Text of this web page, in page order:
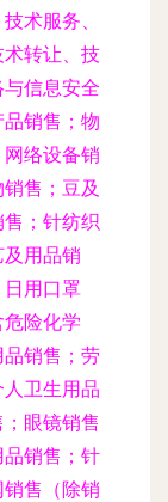
术服务、
转让、技
信息安全
销售；物
络设备销
售；豆及
；针纺织
用品销
用口罩
危险化学
销售；劳
卫生用品
眼镜销售
品销售；针
售（除销